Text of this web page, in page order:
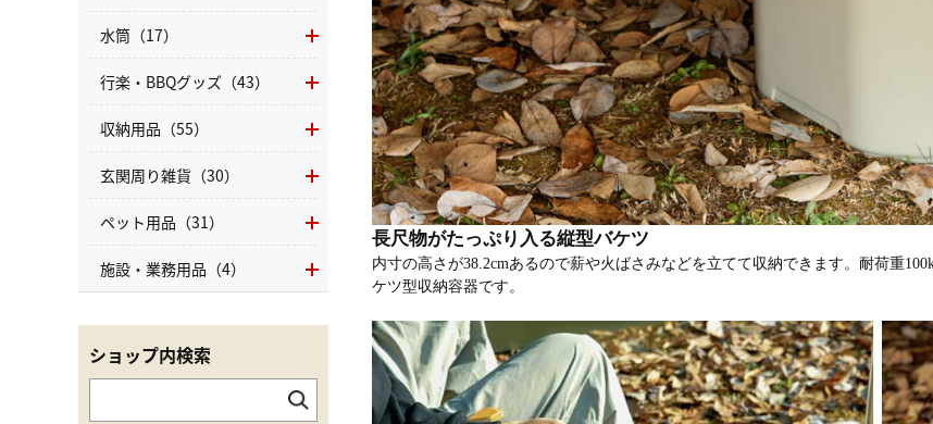
長尺物がたっぷり入る縦型バケツ
内寸の高さが38.2cmあるので薪や火ばさみなどを立てて収納できます。耐荷重
ケツ型収納容器です。
水筒（17）
行楽・BBQグッズ（43）
収納用品（55）
玄関周り雑貨（30）
ペット用品（31）
施設・業務用品（4）
ショップ内検索